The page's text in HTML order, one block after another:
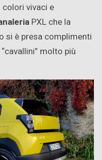
vivaci e
PXL che la
si è presa complimenti
molto più